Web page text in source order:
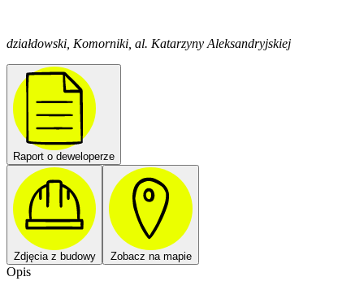
działdowski, Komorniki, al. Katarzyny Aleksandryjskiej
Raport o deweloperze
Zdjęcia z budowy Zobacz na mapie
Opis